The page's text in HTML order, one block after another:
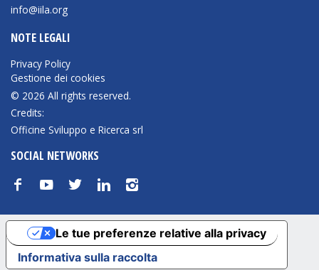
info@iila.org
NOTE LEGALI
Privacy Policy
Gestione dei cookies
© 2026 All rights reserved.
Credits:
Officine Sviluppo e Ricerca srl
SOCIAL NETWORKS
f y t n i
Informativa sulla raccolta
Le tue preferenze relative alla privacy